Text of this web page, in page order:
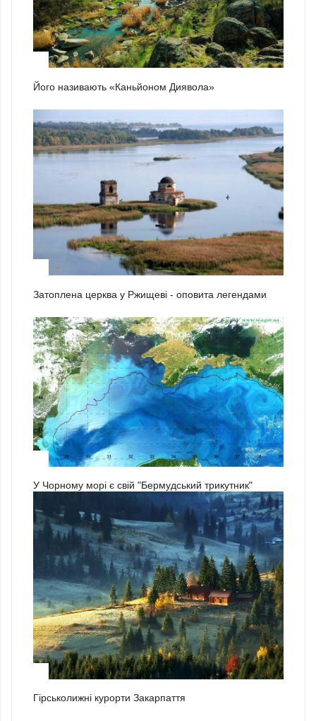
Його називають «Каньйоном Диявола»
Затоплена церква у Ржищеві - оповита легендами
У Чорному морі є свій "Бермудський трикутник"
Гірськолижні курорти Закарпаття